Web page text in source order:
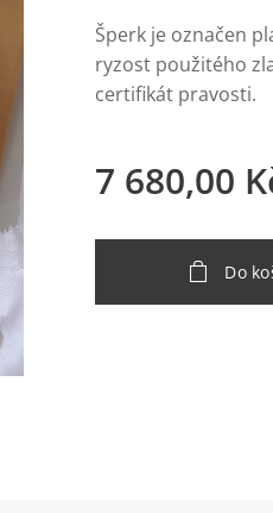
Šperk je označen
ryzost použitého
certifikát pravosti.
7 680,00
Do